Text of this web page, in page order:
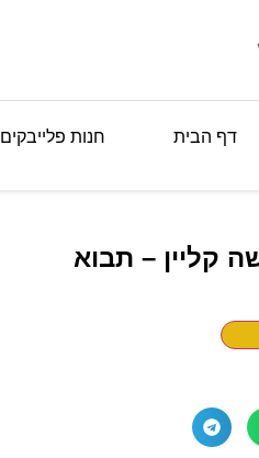
דף הבית חנות פלייבקים
קליין – תבוא